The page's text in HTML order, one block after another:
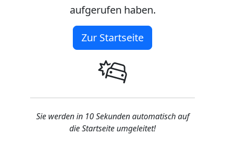
aufgerufen haben.
Zur Startseite
Sie werden in 10 Sekunden automatisch auf
die Startseite umgeleitet!